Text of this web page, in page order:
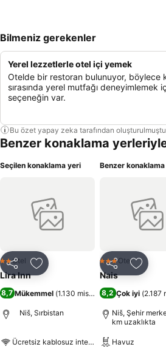
Bilmeniz gerekenler
Yerel lezzetlerle otel içi yemek
Otelde bir restoran bulunuyor, böylece
sırasında yerel mutfağı deneyimlemek
seçeneğin var.
Bu özet yapay zeka tarafından
Benzer konaklama
Seçilen konaklama yeri
Paylaş Favorilerime ekle
2 Yıldız
Otel
Lira Inn
8,7Mükemmel (1.130 misafir puanı)
Niš, Sırbistan
Ücretsiz kablosuz internet
Benzer
Paylaş
3 YıldızOtel
Nais
8,2 Çok iyi (2.187
Niš, Şehir
km uzaklıkta
Havuz